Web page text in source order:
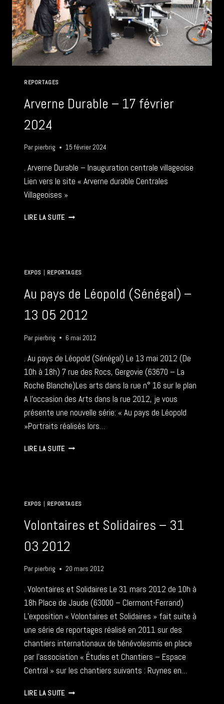
REPORTAGES
Arverne Durable – 17 février
2024
Par pierbrig 15 février 2024
. Arverne Durable – Inauguration centrale villageoise
Lien vers le site « Arverne durable Centrales
Villageoises »
LIRE LA SUITEARVERNE
EXPOS | REPORTAGES
Au pays de Léopold (Sénégal) –
13 05 2012
Par pierbrig 6 mai 2012
. Au pays de Léopold (Sénégal) Le 13 mai 2012 (De
10h à 18h) 7 rue des Rocs, Gergovie (63670 – La
Roche Blanche)Les arts dans la rue n° 16 sur le plan
A l’occasion des Arts dans la rue 2012, je vous
présente une nouvelle série: « Au pays de Léopold
»Portraits réalisés lors…
LIRE LA SUITEAU
05
2012
EXPOS | REPORTAGES
Volontaires et Solidaires – 31
03 2012
Par pierbrig 20 mars 2012
. Volontaires et Solidaires Le 31 mars 2012 de 10h à
18h Place de Jaude (63000 – Clermont-Ferrand)
L’exposition « Volontaires et Solidaires » fait suite à
une série de reportages réalisé en 2011 sur des
chantiers internationaux de bénévolesmis en place
par l’association « Études et Chantiers – Espace
Central » sur les chantiers suivants : Ruynes en…
LIRE LA SUITEVOLONTAIRES